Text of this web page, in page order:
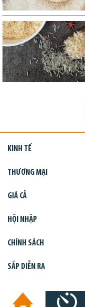
KINH TẾ
THƯƠNG MẠI
GIÁ CẢ
HỘI NHẬP
CHÍNH SÁCH
SẮP DIỄN RA